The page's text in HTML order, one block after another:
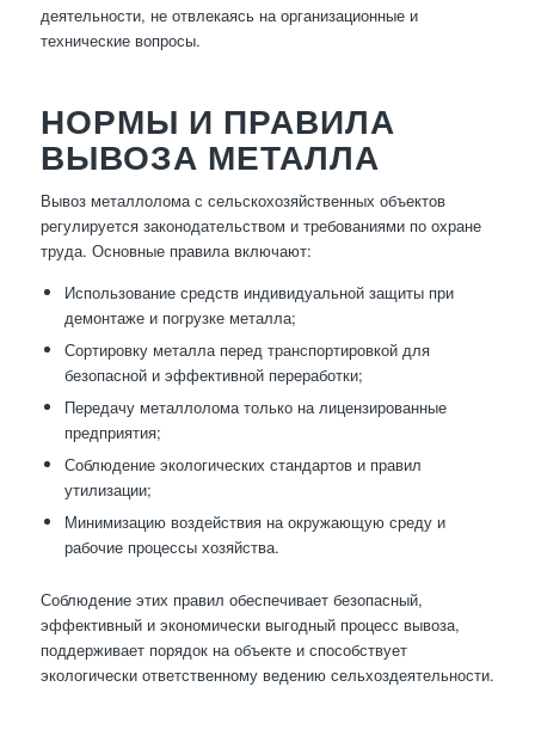
деятельности, не отвлекаясь на организационные и
технические вопросы.
НОРМЫ И ПРАВИЛА
ВЫВОЗА МЕТАЛЛА
Вывоз металлолома с сельскохозяйственных объектов
регулируется законодательством и требованиями по охране
труда. Основные правила включают:
Использование средств индивидуальной защиты при
демонтаже и погрузке металла;
Сортировку металла перед транспортировкой для
безопасной и эффективной переработки;
Передачу металлолома только на лицензированные
предприятия;
Соблюдение экологических стандартов и правил
утилизации;
Минимизацию воздействия на окружающую среду и
рабочие процессы хозяйства.
Соблюдение этих правил обеспечивает безопасный,
эффективный и экономически выгодный процесс вывоза,
поддерживает порядок на объекте и способствует
экологически ответственному ведению сельхоздеятельности.